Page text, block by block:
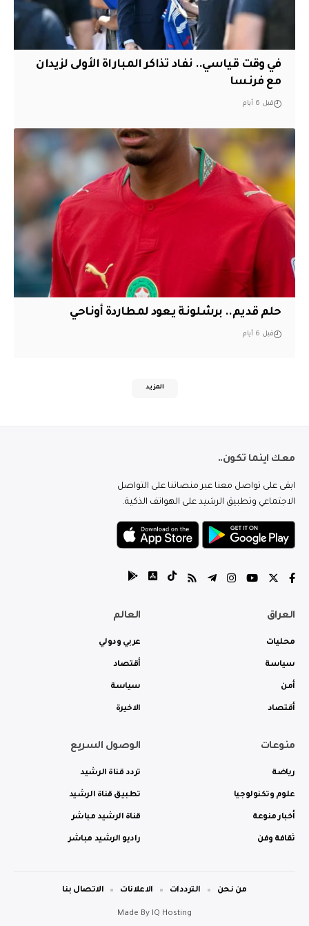
في وقت قياسي.. نفاد تذاكر المباراة الأولى لزيدان
مع فرنسا
قبل 6 أيام
حلم قديم.. برشلونة يعود لمطاردة أوناحي
قبل 6 أيام
المزيد
معك اينما تكون..
ابقى على تواصل معنا عبر منصاتنا على التواصل
الاجتماعي وتطبيق الرشيد على الهواتف الذكية.
العراق
محليات
سياسة
أمن
أقتصاد
العالم
عربي ودولي
أقتصاد
سياسة
الاخيرة
منوعات
رياضة
علوم وتكنولوجيا
أخبار منوعة
ثقافة وفن
الوصول السريع
تردد قناة الرشيد
تطبيق قناة الرشيد
قناة الرشيد مباشر
راديو الرشيد مباشر
Made By IQ Hosting
من نحن الترددات الاعلانات الاتصال بنا